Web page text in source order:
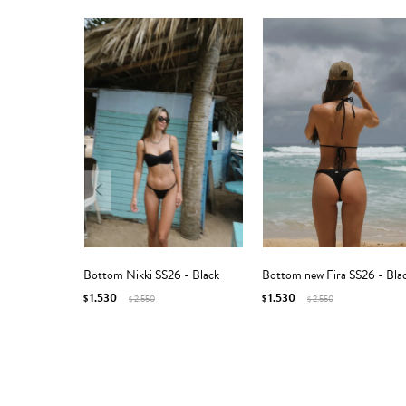
Bottom Nikki SS26 - Black
$1.530 $2.550
Bottom new Fira SS26 -
$1.530 $2.550